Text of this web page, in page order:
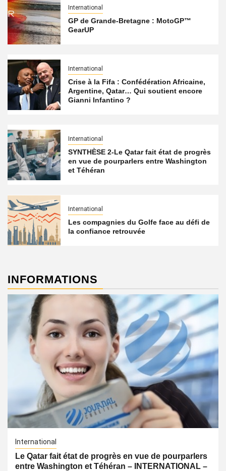
International
GP de Grande-Bretagne : MotoGP™
GearUP
International
Crise à la Fifa : Confédération Africaine,
Argentine, Qatar… Qui soutient encore
Gianni Infantino ?
International
SYNTHÈSE 2-Le Qatar fait état de progrès
en vue de pourparlers entre Washington
et Téhéran
International
Les compagnies du Golfe face au défi de
la confiance retrouvée
INFORMATIONS
International
Le Qatar fait état de progrès en vue de pourparlers
entre Washington et Téhéran – INTERNATIONAL –